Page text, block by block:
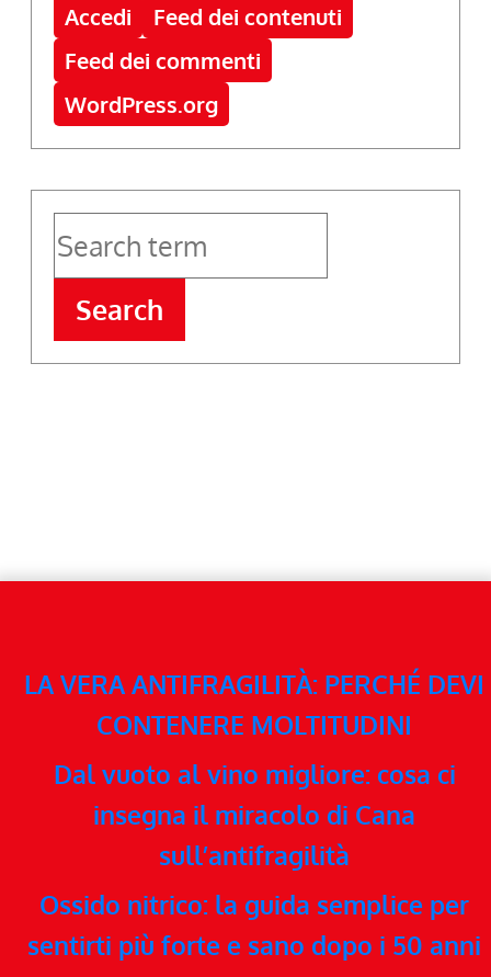
Accedi
Feed dei contenuti
Feed dei commenti
WordPress.org
Search
LA VERA ANTIFRAGILITÀ: PERCHÉ DEVI
CONTENERE MOLTITUDINI
Dal vuoto al vino migliore: cosa ci
insegna il miracolo di Cana
sull’antifragilità
Ossido nitrico: la guida semplice per
sentirti più forte e sano dopo i 50 anni